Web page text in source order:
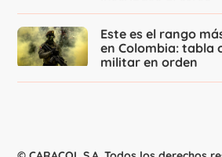
Este es el rango
en Colombia: tabla
militar en orden